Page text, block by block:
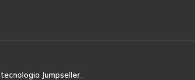
Jumpseller